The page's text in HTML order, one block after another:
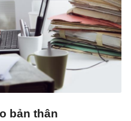
bản thân